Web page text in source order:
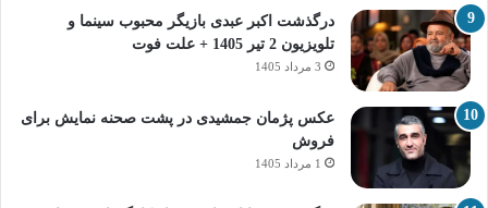
درگذشت اکبر عبدی بازیگر محبوب سینما و
تلویزیون 2 تیر 1405 + علت فوت
3 مرداد 1405
عکس پژمان جمشیدی در پشت صحنه نمایش برای
فروش
1 مرداد 1405